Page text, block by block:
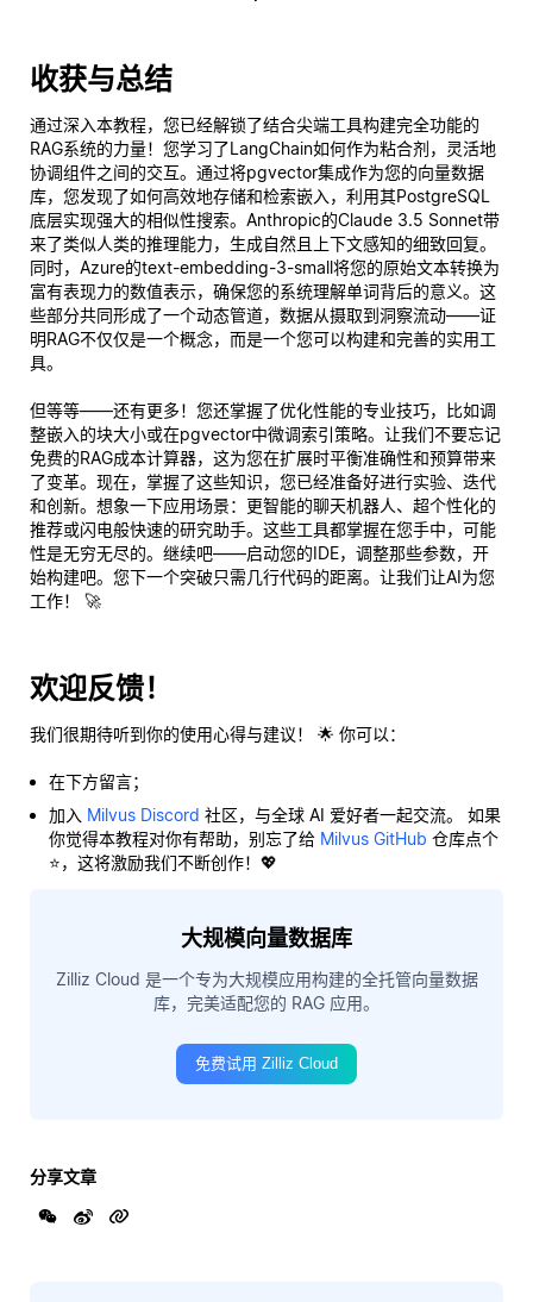
收获与总结
通过深入本教程，您已经解锁了结合尖端工具构建完全功能的
RAG系统的力量！您学习了LangChain如何作为粘合剂，灵活地
协调组件之间的交互。通过将pgvector集成作为您的向量数据
库，您发现了如何高效地存储和检索嵌入，利用其PostgreSQL
底层实现强大的相似性搜索。Anthropic的Claude 3.5 Sonnet带
来了类似人类的推理能力，生成自然且上下文感知的细致回复。
同时，Azure的text-embedding-3-small将您的原始文本转换为
富有表现力的数值表示，确保您的系统理解单词背后的意义。这
些部分共同形成了一个动态管道，数据从摄取到洞察流动——证
明RAG不仅仅是一个概念，而是一个您可以构建和完善的实用工
具。
但等等——还有更多！您还掌握了优化性能的专业技巧，比如调
整嵌入的块大小或在pgvector中微调索引策略。让我们不要忘记
免费的RAG成本计算器，这为您在扩展时平衡准确性和预算带来
了变革。现在，掌握了这些知识，您已经准备好进行实验、迭代
和创新。想象一下应用场景：更智能的聊天机器人、超个性化的
推荐或闪电般快速的研究助手。这些工具都掌握在您手中，可能
性是无穷无尽的。继续吧——启动您的IDE，调整那些参数，开
始构建吧。您下一个突破只需几行代码的距离。让我们让AI为您
工作！ 🚀
欢迎反馈！
我们很期待听到你的使用心得与建议！ 🌟 你可以：
在下方留言；
加入 Milvus Discord 社区，与全球 AI 爱好者一起交流。 如果
你觉得本教程对你有帮助，别忘了给 Milvus GitHub 仓库点个
⭐，这将激励我们不断创作！💖
大规模向量数据库
Zilliz Cloud 是一个专为大规模应用构建的全托管向量数据
库，完美适配您的 RAG 应用。
免费试用 Zilliz Cloud
分享文章